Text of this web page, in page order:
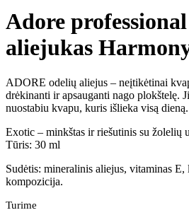
Adore
aliejukas
ADORE odelių aliejus – neįtikėtinai
drėkinanti ir apsauganti nago plokštelę.
nuostabiu kvapu, kuris išlieka visą dieną.
Exotic – minkštas ir riešutinis su žolelių
Tūris: 30 ml
Sudėtis: mineralinis aliejus, vitaminas E,
kompozicija.
Turime